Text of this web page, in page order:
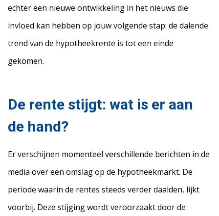
echter een nieuwe ontwikkeling in het nieuws die
invloed kan hebben op jouw volgende stap: de dalende
trend van de hypotheekrente is tot een einde
gekomen.
De rente stijgt: wat is er aan
de hand?
Er verschijnen momenteel verschillende berichten in de
media over een omslag op de hypotheekmarkt. De
periode waarin de rentes steeds verder daalden, lijkt
voorbij. Deze stijging wordt veroorzaakt door de